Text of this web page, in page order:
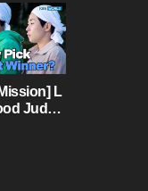
인 선수
니...
L
Judg